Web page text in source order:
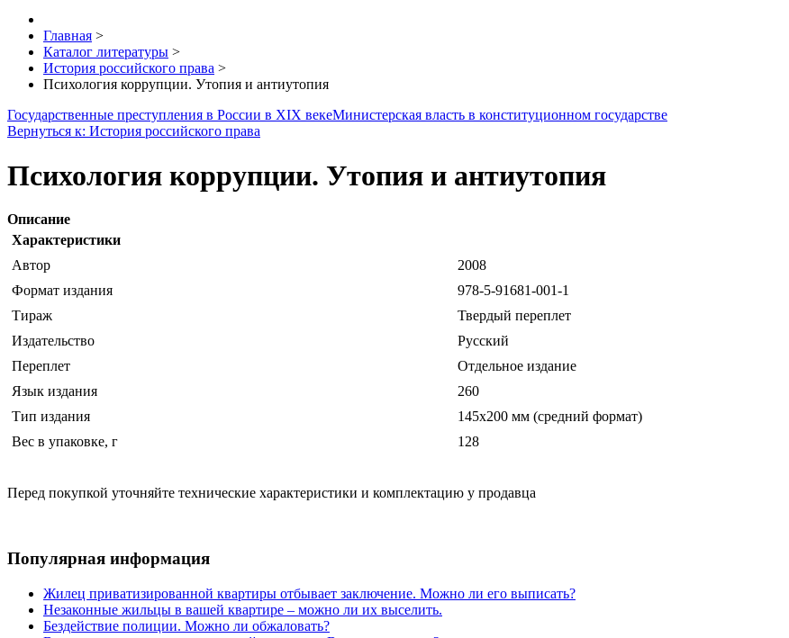
Главная >
Каталог литературы >
История российского права >
Психология коррупции. Утопия и антиутопия
Государственные преступления в России в XIX векеМинистерская власть в конституционном государстве
Вернуться к: История российского права
Психология коррупции. Утопия и антиутопия
Описание
Характеристики
Автор
2008
Формат издания
978-5-91681-001-1
Тираж
Твердый переплет
Издательство
Русский
Переплет
Отдельное издание
Язык издания
260
Тип издания
145х200 мм (средний формат)
Вес в упаковке, г
128
Перед покупкой уточняйте технические характеристики и комплектацию у продавца
Популярная информация
Жилец приватизированной квартиры отбывает заключение. Можно ли его выписать?
Незаконные жильцы в вашей квартире – можно ли их выселить.
Бездействие полиции. Можно ли обжаловать?